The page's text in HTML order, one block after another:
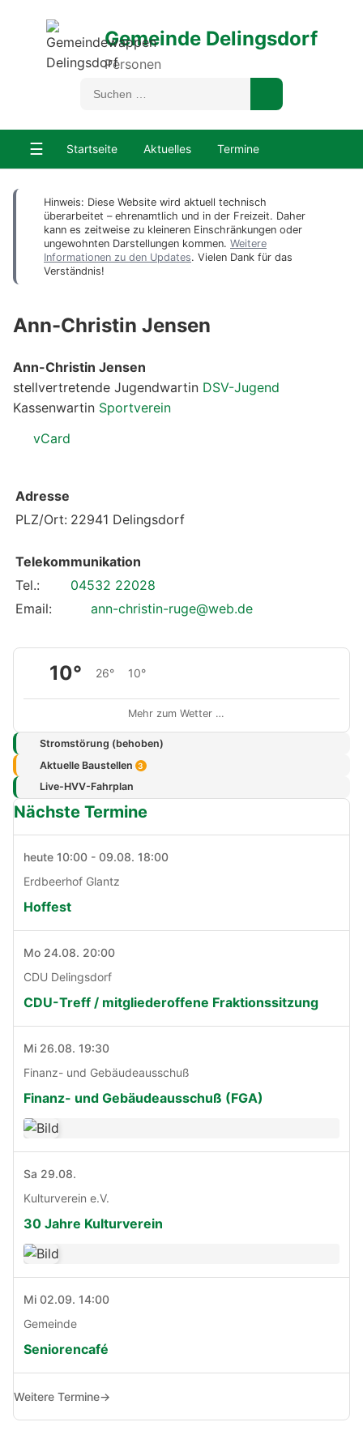
Gemeinde Delingsdorf
Personen
☰ Startseite Aktuelles Termine
Hinweis: Diese Website wird aktuell technisch
überarbeitet – ehrenamtlich und in der Freizeit. Daher
kann es zeitweise zu kleineren Einschränkungen oder
ungewohnten Darstellungen kommen. Weitere
Informationen zu den Updates. Vielen Dank für das
Verständnis!
Ann-Christin Jensen
Ann-Christin Jensen
stellvertretende Jugendwartin DSV-Jugend
Kassenwartin Sportverein
vCard
Adresse
PLZ/Ort: 22941 Delingsdorf
Telekommunikation
Tel.:
04532 22028
Email:
ann-christin-ruge@web.de
10° 26° 10°
Mehr zum Wetter …
Stromstörung (behoben)
Aktuelle Baustellen 3
Live-HVV-Fahrplan
Nächste Termine
heute 10:00 - 09.08. 18:00
Erdbeerhof Glantz
Hoffest
Mo 24.08. 20:00
CDU Delingsdorf
CDU-Treff / mitgliederoffene Fraktionssitzung
Mi 26.08. 19:30
Finanz- und Gebäudeausschuß
Finanz- und Gebäudeausschuß (FGA)
Sa 29.08.
Kulturverein e.V.
30 Jahre Kulturverein
Mi 02.09. 14:00
Gemeinde
Seniorencafé
Weitere Termine→